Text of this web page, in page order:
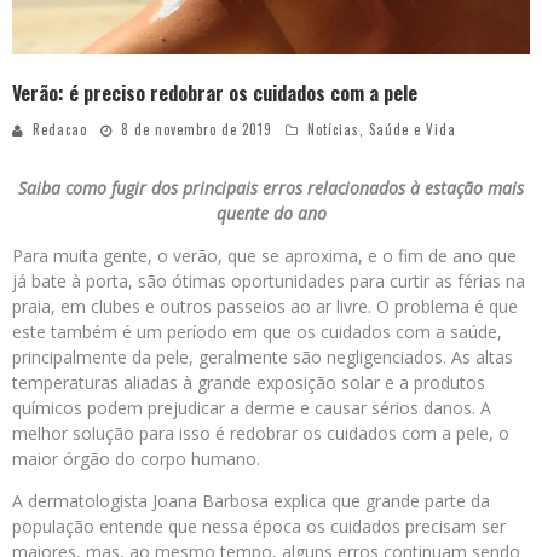
Verão: é preciso redobrar os cuidados com a pele
Redacao 8 de novembro de 2019 Notícias, Saúde e Vida
Saiba como fugir dos principais erros relacionados à estação mais
quente do ano
Para muita gente, o verão, que se aproxima, e o fim de ano que
já bate à porta, são ótimas oportunidades para curtir as férias na
praia, em clubes e outros passeios ao ar livre. O problema é que
este também é um período em que os cuidados com a saúde,
principalmente da pele, geralmente são negligenciados. As altas
temperaturas aliadas à grande exposição solar e a produtos
químicos podem prejudicar a derme e causar sérios danos. A
melhor solução para isso é redobrar os cuidados com a pele, o
maior órgão do corpo humano.
A dermatologista Joana Barbosa explica que grande parte da
população entende que nessa época os cuidados precisam ser
maiores, mas, ao mesmo tempo, alguns erros continuam sendo